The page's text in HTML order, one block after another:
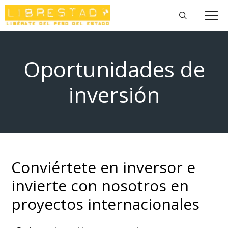
Saltar
al
contenido
Oportunidades de
inversión
Conviértete en inversor e
invierte con nosotros en
proyectos internacionales